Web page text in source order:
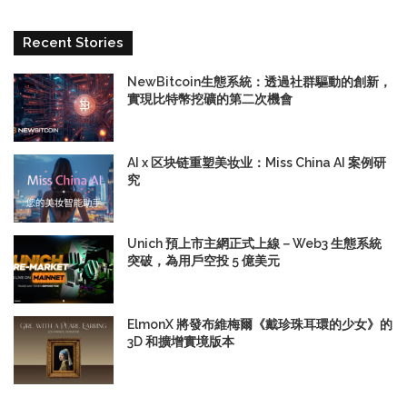
Recent Stories
NewBitcoin生態系統：透過社群驅動的創新，
實現比特幣挖礦的第二次機會
AI x 区块链重塑美妆业：Miss China AI 案例研
究
Unich 預上市主網正式上線－Web3 生態系統
突破，為用戶空投 5 億美元
ElmonX 將發布維梅爾《戴珍珠耳環的少女》的
3D 和擴增實境版本